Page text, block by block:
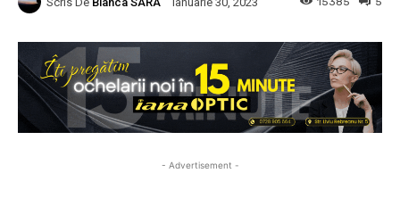
- Advertisement -